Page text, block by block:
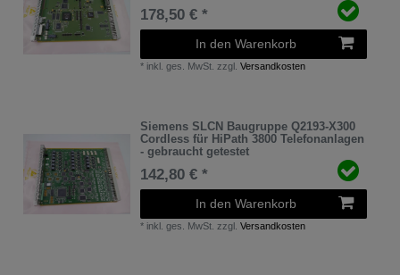
178,50 € *
In den Warenkorb
* inkl. ges. MwSt. zzgl.Versandkosten
Siemens SLCN Baugruppe Q2193-X300
Cordless für HiPath 3800 Telefonanlagen
- gebraucht getestet
142,80 € *
In den Warenkorb
* inkl. ges. MwSt. zzgl.Versandkosten